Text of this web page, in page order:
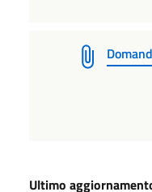
Ultimo